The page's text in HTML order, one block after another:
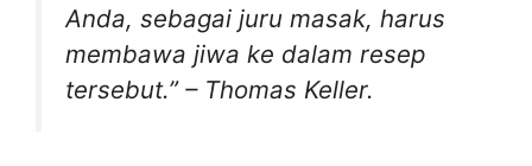
Anda, sebagai juru masak, harus
membawa jiwa ke dalam resep
tersebut.” – Thomas Keller.